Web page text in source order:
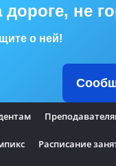
не
о ней!
Расписание